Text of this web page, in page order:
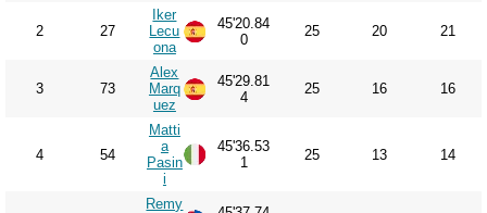
2 27
Iker
Lecu
ona
45'20.84
0
25 20 21
3 73
Alex
Marq
uez
45'29.81
4
25 16 16
4 54
Matti
a
Pasin
i
45'36.53
1
25 13 14
Remy